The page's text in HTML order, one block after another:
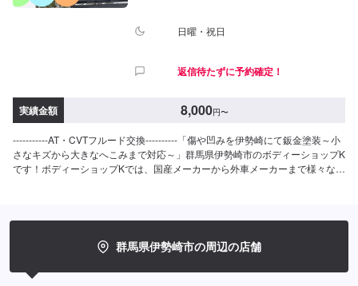
日曜・祝日
返信待たずに予約確定！
実績金額 8,000円〜
-----------AT・CVTフルード交換----------「傷や凹みを伊勢崎にて鈑金塗装～小
さなキズから大きなへこみまで対応～」群馬県伊勢崎市のボディーショップK
です！ボディーショップKでは、国産メーカーから外車メーカーまで様々なお
ナルがお車の状態をしっかりと判断し、適切な修理の方法をご提案いたしま
す。フロンガス交換機有！最新車種のエアコン修理も対応できます！全員業
群馬県伊勢崎市の周辺の店舗